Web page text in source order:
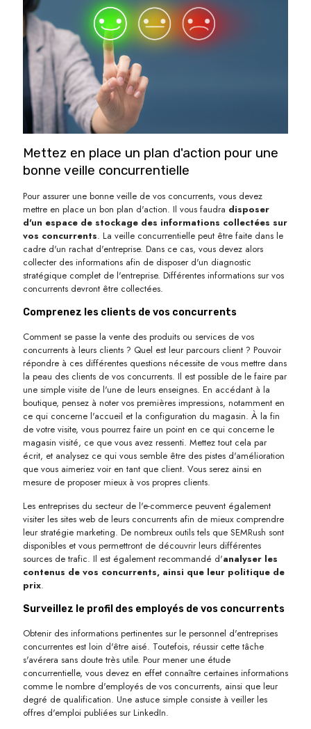
Mettez en place un plan d'action pour une
bonne veille concurrentielle
Pour assurer une bonne veille de vos concurrents, vous devez
mettre en place un bon plan d'action. Il vous faudra disposer
d'un espace de stockage des informations collectées sur
vos concurrents. La veille concurrentielle peut être faite dans le
cadre d'un rachat d'entreprise. Dans ce cas, vous devez alors
collecter des informations afin de disposer d'un diagnostic
stratégique complet de l'entreprise. Différentes informations sur vos
concurrents devront être collectées.
Comprenez les clients de vos concurrents
Comment se passe la vente des produits ou services de vos
concurrents à leurs clients ? Quel est leur parcours client ? Pouvoir
répondre à ces différentes questions nécessite de vous mettre dans
la peau des clients de vos concurrents. Il est possible de le faire par
une simple visite de l'une de leurs enseignes. En accédant à la
boutique, pensez à noter vos premières impressions, notamment en
ce qui concerne l'accueil et la configuration du magasin. À la fin
de votre visite, vous pourrez faire un point en ce qui concerne le
magasin visité, ce que vous avez ressenti. Mettez tout cela par
écrit, et analysez ce qui vous semble être des pistes d'amélioration
que vous aimeriez voir en tant que client. Vous serez ainsi en
mesure de proposer mieux à vos propres clients.
Les entreprises du secteur de l'e-commerce peuvent également
visiter les sites web de leurs concurrents afin de mieux comprendre
leur stratégie marketing. De nombreux outils tels que SEMRush sont
disponibles et vous permettront de découvrir leurs différentes
sources de trafic. Il est également recommandé d'analyser les
contenus de vos concurrents, ainsi que leur politique de
prix.
Surveillez le profil des employés de vos concurrents
Obtenir des informations pertinentes sur le personnel d'entreprises
concurrentes est loin d'être aisé. Toutefois, réussir cette tâche
s'avérera sans doute très utile. Pour mener une étude
concurrentielle, vous devez en effet connaître certaines informations
comme le nombre d'employés de vos concurrents, ainsi que leur
degré de qualification. Une astuce simple consiste à veiller les
offres d'emploi publiées sur LinkedIn.